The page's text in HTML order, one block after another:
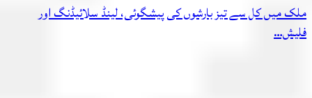
ملک میں کل سے تیز بارشوں کی پیشگوئی، لینڈ سلائیڈنگ اور
فلیش…